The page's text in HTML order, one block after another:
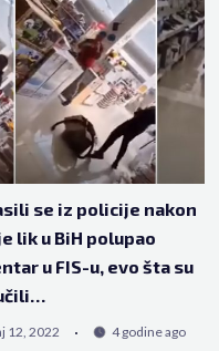
se iz policije nakon
lik u BiH polupao
u FIS-u, evo šta su
12, 2022 4 godine ago